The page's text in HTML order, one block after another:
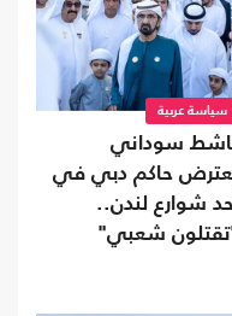
سياسة عربية
سوداني
حاكم دبي في
شوارع لندن..
شعبي"